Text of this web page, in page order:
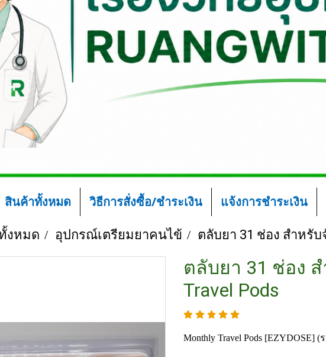
สินค้าทั้งหมด วิธีการสั่งซื้อ/ชำระเงิน แจ้งการชำระเงิน
งหมด อุปกรณ์เตรียมยาคนไข้ ตลับยา 31 ช่อง สำหรับ
ตลับยา 31 ช่อง
Travel Pods
Monthly Travel Pods [EZYDOSE]